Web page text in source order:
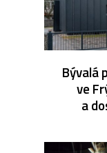
Bývalá
ve
a